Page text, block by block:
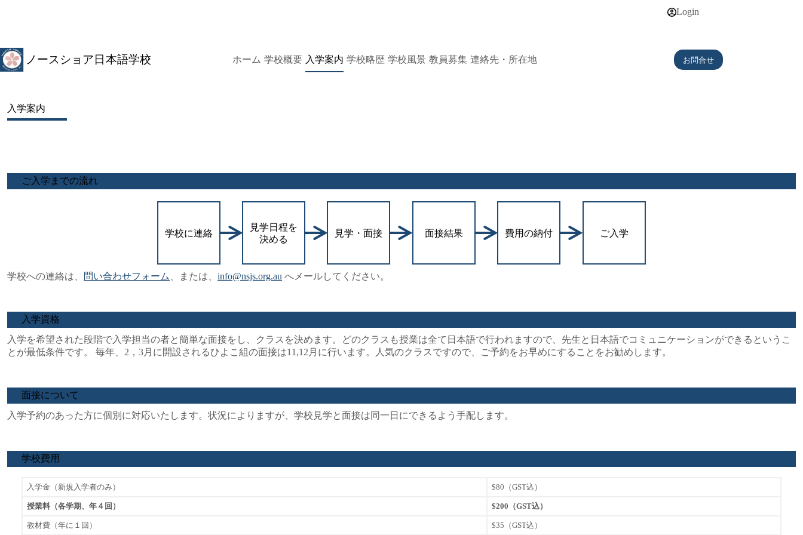
ツ
へ
プ
Login
ホーム 学校概要 入学案内 学校略歴 学校風景 教員募集 連絡先・所在地 お問合せ
入学案内
ご入学までの流れ
学校への連絡は、 問い合わせフォーム 、または、 info@nsjs.org.au へメールしてください。
入学資格
入学を希望された段階で入学担当の者と簡単な面接をし、クラスを決めます。どのクラスも授業は全て日本語で行われますので、先生と日本語でコミュニケーションができるというこ
とが最低条件です。 毎年、2，3月に開設されるひよこ組の面接は11,12月に行います。人気のクラスですので、ご予約をお早めにすることをお勧めします。
面接について
入学予約のあった方に個別に対応いたします。状況によりますが、学校見学と面接は同一日にできるよう手配します。
学校費用
入学金（新規入学者のみ） $80（GST込）
授業料（各学期、年４回） $200（GST込）
教材費（年に１回） $35（GST込）